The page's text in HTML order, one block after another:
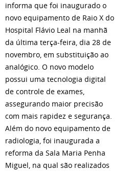
informa que foi inaugurado o
novo equipamento de Raio X do
Hospital Flávio Leal na manhã
da última terça-feira, dia 28 de
novembro, em substituição ao
analógico. O novo modelo
possui uma tecnologia digital
de controle de exames,
assegurando maior precisão
com mais rapidez e segurança.
Além do novo equipamento de
radiologia, foi inaugurada a
reforma da Sala Maria Penha
Miguel, na qual são realizados